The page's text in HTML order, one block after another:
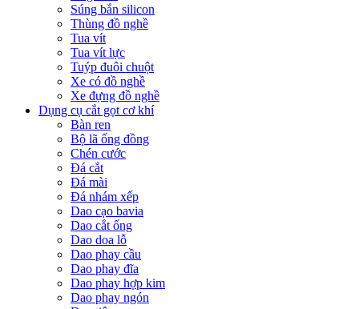
Súng bắn silicon
Thùng đồ nghề
Tua vít
Tua vít lực
Tuýp đuôi chuột
Xe có đồ nghề
Xe đựng đồ nghề
Dụng cụ cắt gọt cơ khí
Bàn ren
Bộ lã ống đồng
Chén cước
Đá cắt
Đá mài
Đá nhám xếp
Dao cạo bavia
Dao cắt ống
Dao doa lỗ
Dao phay cầu
Dao phay đĩa
Dao phay hợp kim
Dao phay ngón